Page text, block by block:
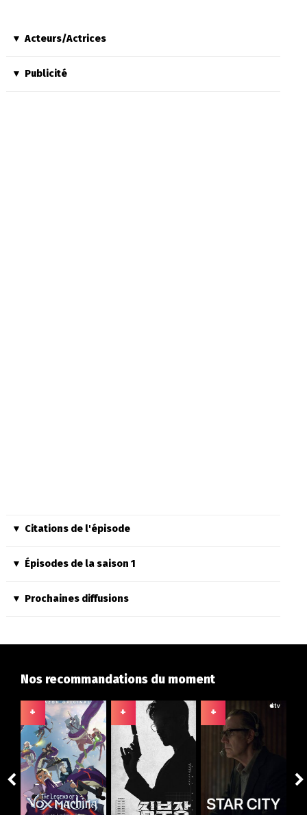
Acteurs/Actrices
Publicité
Citations de l'épisode
Épisodes de la saison 1
Prochaines diffusions
Nos recommandations du moment
+ + +